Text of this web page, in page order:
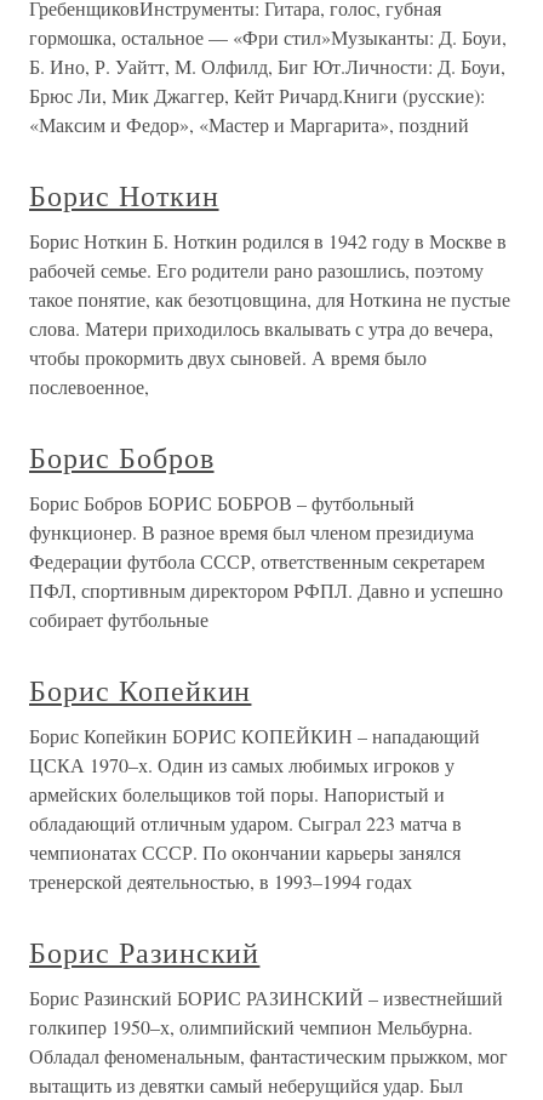
ГребенщиковИнструменты: Гитара, голос, губная
гормошка, остальное — «Фри стил»Музыканты: Д. Боуи,
Б. Ино, Р. Уайтт, М. Олфилд, Биг Ют.Личности: Д. Боуи,
Брюс Ли, Мик Джаггер, Кейт Ричард.Книги (русские):
«Максим и Федор», «Мастер и Маргарита», поздний
Борис Ноткин
Борис Ноткин Б. Ноткин родился в 1942 году в Москве в
рабочей семье. Его родители рано разошлись, поэтому
такое понятие, как безотцовщина, для Ноткина не пустые
слова. Матери приходилось вкалывать с утра до вечера,
чтобы прокормить двух сыновей. А время было
послевоенное,
Борис Бобров
Борис Бобров БОРИС БОБРОВ – футбольный
функционер. В разное время был членом президиума
Федерации футбола СССР, ответственным секретарем
ПФЛ, спортивным директором РФПЛ. Давно и успешно
собирает футбольные
Борис Копейкин
Борис Копейкин БОРИС КОПЕЙКИН – нападающий
ЦСКА 1970–х. Один из самых любимых игроков у
армейских болельщиков той поры. Напористый и
обладающий отличным ударом. Сыграл 223 матча в
чемпионатах СССР. По окончании карьеры занялся
тренерской деятельностью, в 1993–1994 годах
Борис Разинский
Борис Разинский БОРИС РАЗИНСКИЙ – известнейший
голкипер 1950–х, олимпийский чемпион Мельбурна.
Обладал феноменальным, фантастическим прыжком, мог
вытащить из девятки самый неберущийся удар. Был